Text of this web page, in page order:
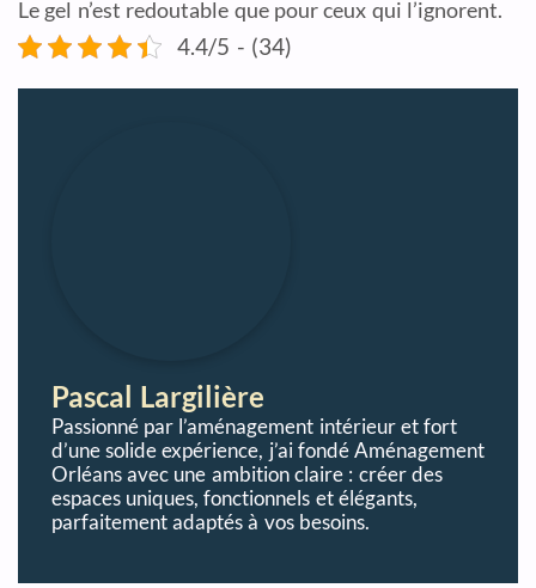
Le gel n’est redoutable que pour ceux qui l’ignorent.
4.4/5 - (34)
Pascal Largilière
Passionné par l’aménagement intérieur et fort
d’une solide expérience, j’ai fondé Aménagement
Orléans avec une ambition claire : créer des
espaces uniques, fonctionnels et élégants,
parfaitement adaptés à vos besoins.